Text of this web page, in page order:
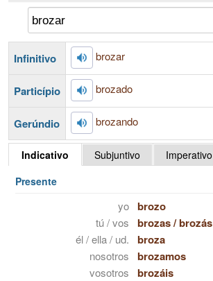
Infinitivo brozar
Particípio brozado
Gerúndio brozando
Indicativo Subjuntivo
Imperativo
Presente
yo brozo
tú / vos brozas/brozás
él / ella / ud. broza
nosotros brozamos
vosotros brozáis